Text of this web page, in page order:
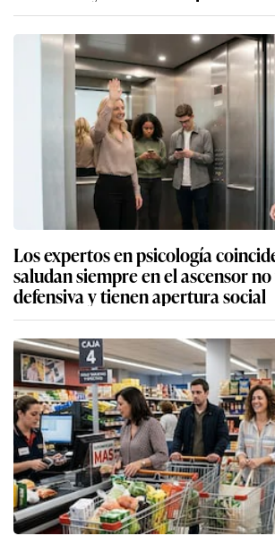
Los expertos en psicología
saludan siempre en el ascensor
defensiva y tienen apertura social